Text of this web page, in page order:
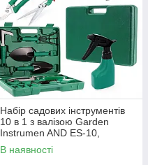
Набір садових інструментів
10 в 1 з валізою Garden
Instrumen AND ES-10,
інвентар для городу та саду
В наявності